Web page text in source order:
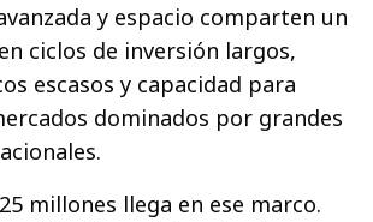
y espacio comparten un
ciclos de inversión largos,
escasos y capacidad para
dominados por grandes
millones llega en ese marco.